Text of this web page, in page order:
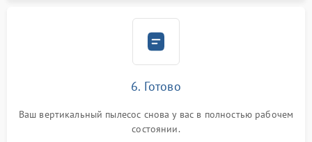
6. Готово
Ваш вертикальный пылесос снова у вас в полностью рабочем
состоянии.